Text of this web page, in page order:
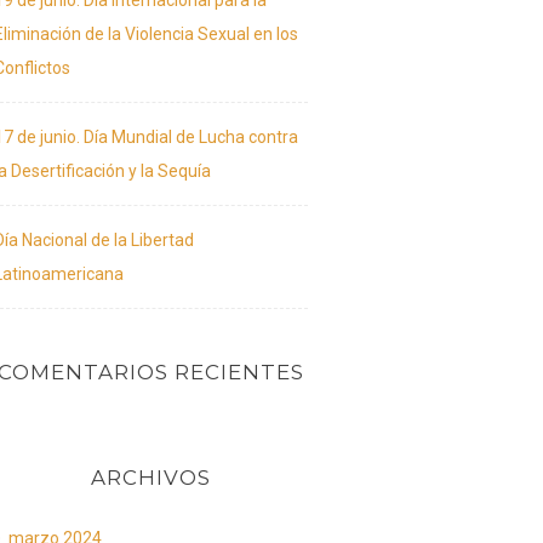
de la Violencia Sexual en los
de junio. Día Mundial de Lucha contra
Desertificación y la Sequía
Nacional de la Libertad
Latinoamericana
RECIENTES
ARCHIVOS
marzo 2024